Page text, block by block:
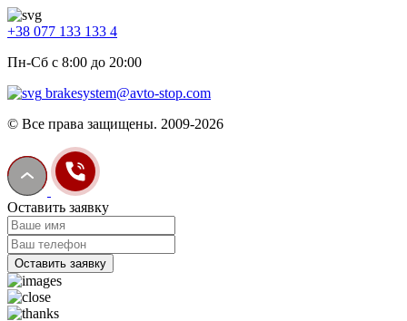
+38 077 133 133 4
Пн-Сб с 8:00 до 20:00
brakesystem@avto-stop.com
© Все права защищены. 2009-2026
Оставить заявку
Оставить заявку